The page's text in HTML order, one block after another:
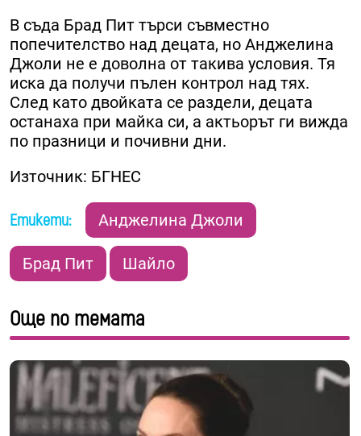
В съда Брад Пит търси съвместно
попечителство над децата, но Анджелина
Джоли не е доволна от такива условия. Тя
иска да получи пълен контрол над тях.
След като двойката се раздели, децата
останаха при майка си, а актьорът ги вижда
по празници и почивни дни.
Източник: БГНЕС
Етикети: Анджелина Джоли
Брад Пит Шайло
Още по темата